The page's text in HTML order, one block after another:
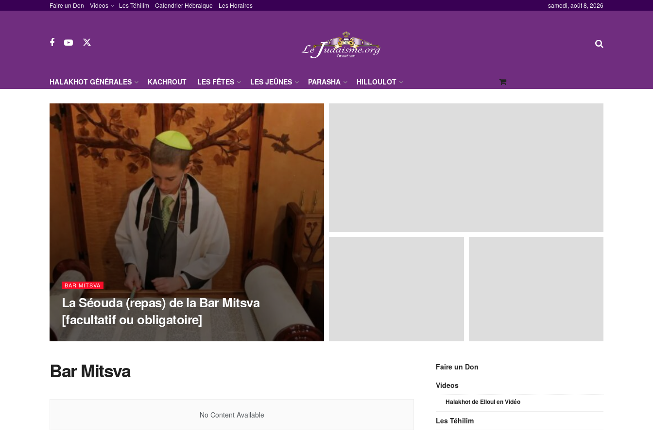
Faire un Don Videos Les Téhilim Calendrier Hébraique Les Horaires samedi, août 8, 2026
HALAKHOT GÉNÉRALES KACHROUT LES FÊTES LES JEÛNES PARASHA HILLOULOT
BAR MITSVA
La Séouda (repas) de la Bar Mitsva
[facultatif ou obligatoire]
Bar Mitsva
No Content Available
Faire un Don
Videos
Halakhot de Elloul en Vidéo
Les Téhilim